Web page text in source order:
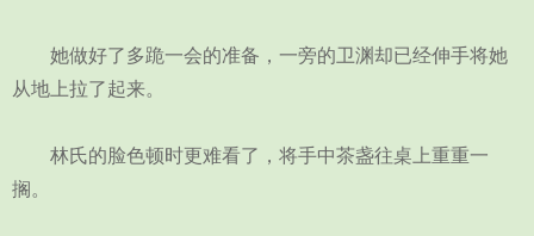
她做好了多跪一会的准备，一旁的卫渊却已经伸手将她
从地上拉了起来。
林氏的脸色顿时更难看了，将手中茶盏往桌上重重一
搁。